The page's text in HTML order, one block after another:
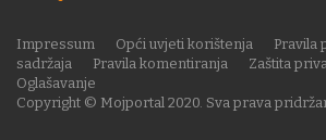
Copyright © Mojportal 2020. Sva prava
Impressum Opći uvjeti korištenja
Pravila
sadržaja
Pravila komentiranja Zaštita
Oglašavanje